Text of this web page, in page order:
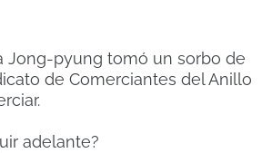
Jong-pyung tomó un sorbo de
de Comerciantes del Anillo
adelante?